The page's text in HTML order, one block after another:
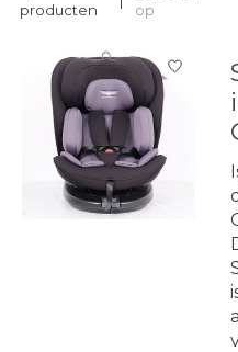
producten
op